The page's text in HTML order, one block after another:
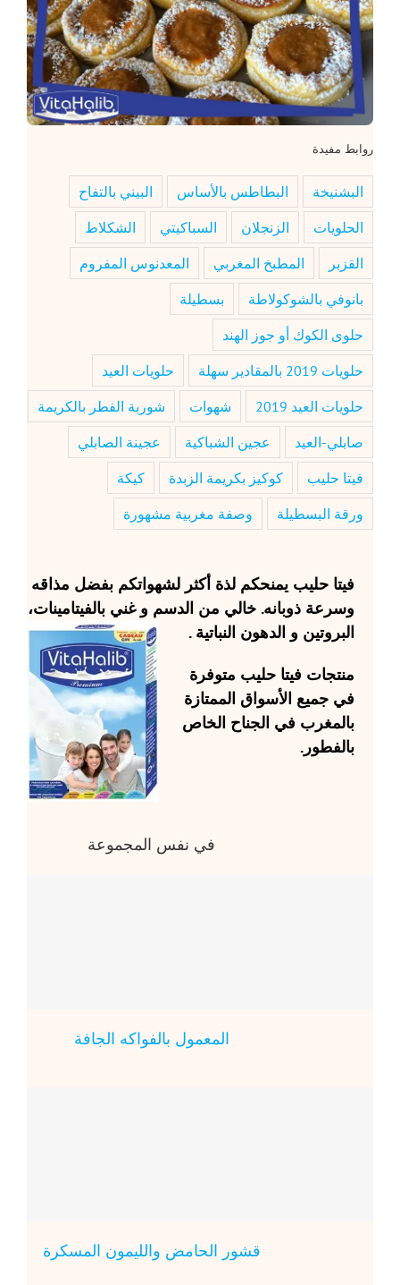
روابط مفيدة
البشنيخة البطاطس بالأساس
البيني بالتفاح
الحلويات
الزنجلان السباكيتي
الشكلاط
القزبر
المطبخ المغربي
المعدنوس المفروم
بانوفي بالشوكولاطة
بسطيلة
حلوى الكوك أو جوز الهند
حلويات 2019 بالمقادير سهلة
حلويات العيد
حلويات العيد 2019
شهوات
شوربة الفطر بالكريمة
صابلي-العيد
عجين الشباكية
عجينة الصابلي
فيتا حليب
كوكيز بكريمة الزبدة
كيكة
ورقة البسطيلة
وصفة مغربية مشهورة
فيتا حليب يمنحكم لذة أكثر لشهواتكم بفضل مذاقه
وسرعة ذوبانه. خالي من الدسم و غني بالفيتامينات،
البروتين و الدهون النباتية .
منتجات فيتا حليب متوفرة
في جميع الأسواق الممتازة
بالمغرب في الجناح الخاص
بالفطور.
في نفس المجموعة
المعمول بالفواكه الجافة
قشور الحامض والليمون المسكرة